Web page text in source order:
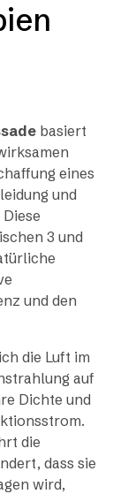
basiert
eines
und
3 und
und den
die Luft im
auf
Dichte und
die
dass sie
wird,